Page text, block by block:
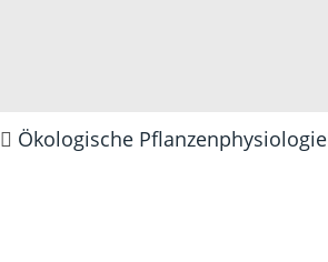
Ökologische Pflanzenphysiologie